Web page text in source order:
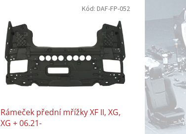
Rámeček přední mřížky XF II, XG,
XG + 06.21-
Kód: DAF-FP-052